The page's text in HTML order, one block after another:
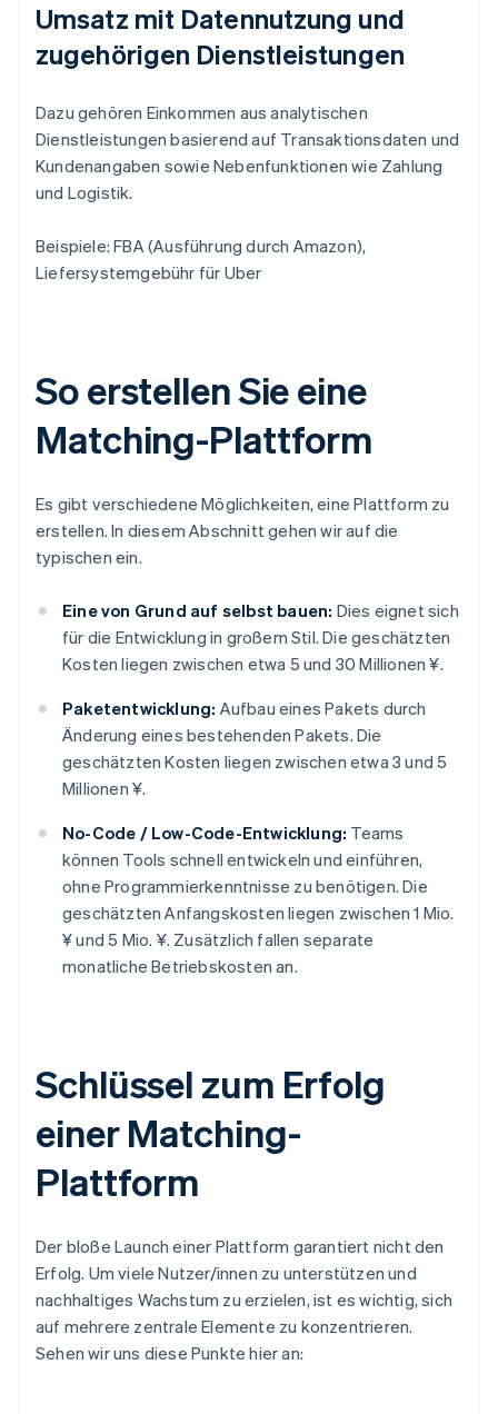
Umsatz mit Datennutzung und
zugehörigen Dienstleistungen
Dazu gehören Einkommen aus analytischen
Dienstleistungen basierend auf Transaktionsdaten und
Kundenangaben sowie Nebenfunktionen wie Zahlung
und Logistik.
Beispiele: FBA (Ausführung durch Amazon),
Liefersystemgebühr für Uber
So erstellen Sie eine
Matching-Plattform
Es gibt verschiedene Möglichkeiten, eine Plattform zu
erstellen. In diesem Abschnitt gehen wir auf die
typischen ein.
Eine von Grund auf selbst bauen: Dies eignet sich
für die Entwicklung in großem Stil. Die geschätzten
Kosten liegen zwischen etwa 5 und 30 Millionen ¥.
Paketentwicklung: Aufbau eines Pakets durch
Änderung eines bestehenden Pakets. Die
geschätzten Kosten liegen zwischen etwa 3 und 5
Millionen ¥.
No-Code / Low-Code-Entwicklung: Teams
können Tools schnell entwickeln und einführen,
ohne Programmierkenntnisse zu benötigen. Die
geschätzten Anfangskosten liegen zwischen 1 Mio.
¥ und 5 Mio. ¥. Zusätzlich fallen separate
monatliche Betriebskosten an.
Schlüssel zum Erfolg
einer Matching-
Plattform
Der bloße Launch einer Plattform garantiert nicht den
Erfolg. Um viele Nutzer/innen zu unterstützen und
nachhaltiges Wachstum zu erzielen, ist es wichtig, sich
auf mehrere zentrale Elemente zu konzentrieren.
Sehen wir uns diese Punkte hier an: